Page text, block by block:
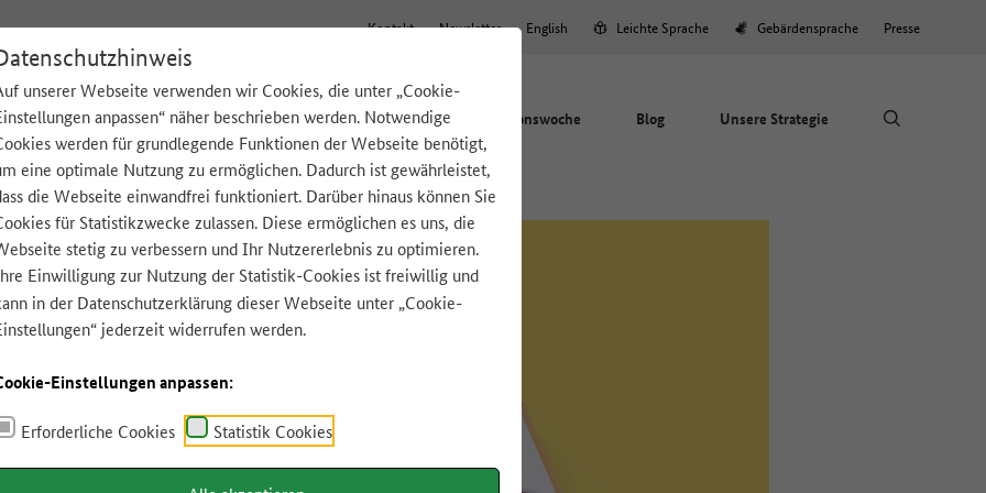
unserer Webseite verwenden wir Cookies, die unter „Cookie-
anpassen“ näher beschrieben werden. Notwendige
werden für grundlegende Funktionen der Webseite benötigt,
eine optimale Nutzung zu ermöglichen. Dadurch ist gewährleistet,
die Webseite einwandfrei funktioniert. Darüber hinaus können Sie
für Statistikzwecke zulassen. Diese ermöglichen es uns, die
stetig zu verbessern und Ihr Nutzererlebnis zu optimieren.
Einwilligung zur Nutzung der Statistik-Cookies ist freiwillig und
in der Datenschutzerklärungdieser Webseite unter „Cookie-
jederzeit widerrufen werden.
Einstellungen anpassen:
Erforderliche Cookies Statistik Cookies
Kontakt Newsletter English Leichte Sprache Gebärdensprache Presse
Tipps für zu Hause Lebensmittel A-Z App Aktionswoche Blog Unsere Strategie